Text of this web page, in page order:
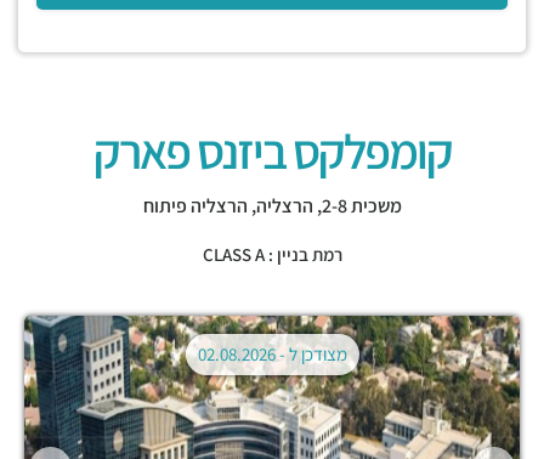
קומפלקס ביזנס פארק
משכית 2-8, הרצליה, הרצליה פיתוח
רמת בניין : CLASS A
מצודכן ל -02.08.2026